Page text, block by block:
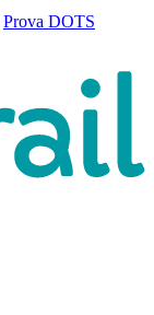
Prova DOTS